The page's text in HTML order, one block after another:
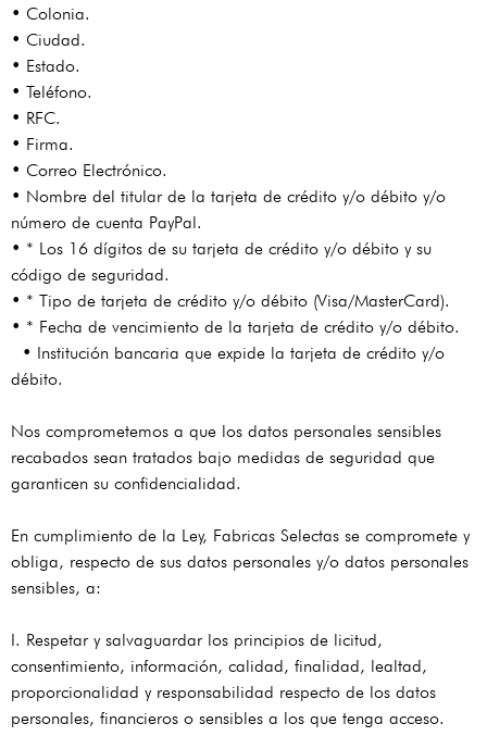
• Colonia.
• Ciudad.
• Estado.
• Teléfono.
• RFC.
• Firma.
• Correo Electrónico.
• Nombre del titular de la tarjeta de crédito y/o débito y/o
número de cuenta PayPal.
• * Los 16 dígitos de su tarjeta de crédito y/o débito y su
código de seguridad.
• * Tipo de tarjeta de crédito y/o débito (Visa/MasterCard).
• * Fecha de vencimiento de la tarjeta de crédito y/o débito.
• Institución bancaria que expide la tarjeta de crédito y/o
débito.
Nos comprometemos a que los datos personales sensibles
recabados sean tratados bajo medidas de seguridad que
garanticen su confidencialidad.
En cumplimiento de la Ley, Fabricas Selectas se compromete y
obliga, respecto de sus datos personales y/o datos personales
sensibles, a:
I. Respetar y salvaguardar los principios de licitud,
consentimiento, información, calidad, finalidad, lealtad,
proporcionalidad y responsabilidad respecto de los datos
personales, financieros o sensibles a los que tenga acceso.